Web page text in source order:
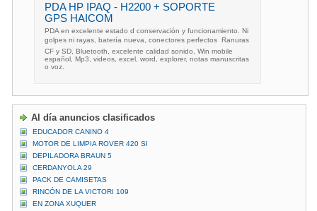
PDA HP IPAQ - H2200 + SOPORTE
GPS HAICOM
PDA en excelente estado d conservación y funcionamiento. Ni
golpes ni rayas, batería nueva, conectores perfectos  Ranuras
CF y SD, Bluetooth, excelente calidad sonido, Win mobile
español, Mp3, videos, excel, word, explorer, notas manuscritas
o voz.
Al día anuncios clasificados
EDUCADOR CANINO 4
MOTOR DE LIMPIA ROVER 420 SI
DEPILADORA BRAUN 5
CERDANYOLA 29
PACK DE CAMISETAS
RINCÓN DE LA VICTORI 109
EN ZONA XUQUER